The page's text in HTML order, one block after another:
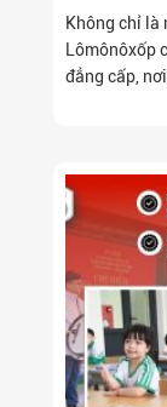
NĂNG
Không chỉ là
đẳng cấp,